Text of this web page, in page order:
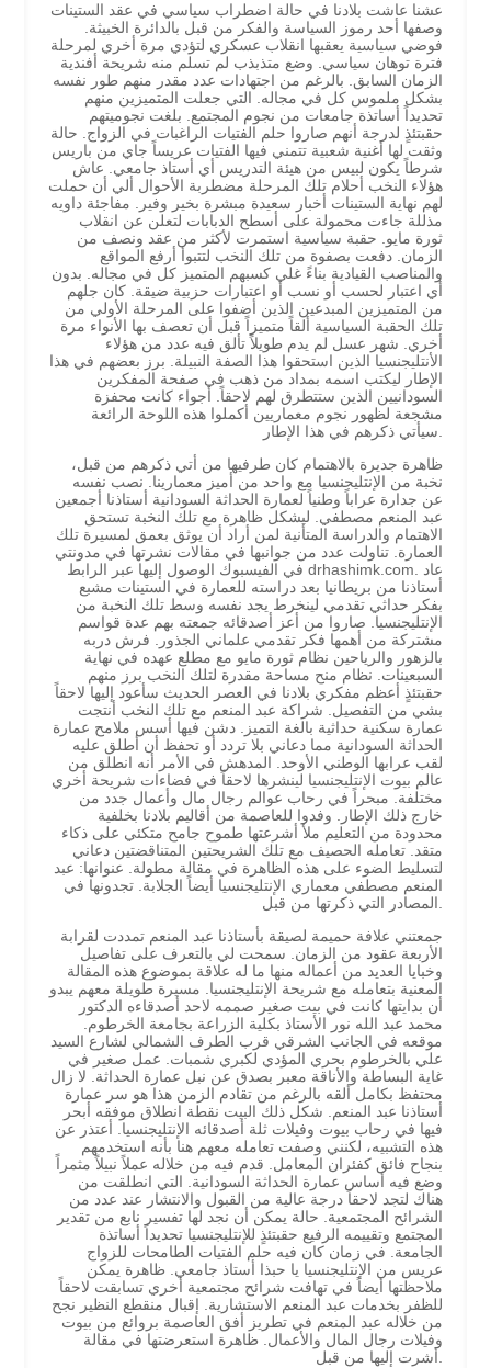
عشنا عاشت بلادنا في حالة اضطراب سياسي في عقد الستينات
وصفها أحد رموز السياسة والفكر من قبل بالدائرة الخبيثة.
فوضي سياسية يعقبها انقلاب عسكري لتؤدي مرة أخري لمرحلة
فترة توهان سياسي. وضع متذبذب لم تسلم منه شريحة أفندية
الزمان السابق. بالرغم من اجتهادات عدد مقدر منهم طور نفسه
بشكل ملموس كل في مجاله. التي جعلت المتميزين منهم
تحديداً أساتذة جامعات من نجوم المجتمع. بلغت نجوميتهم
حقبتئذٍ لدرجة أنهم صاروا حلم الفتيات الراغبات في الزواج. حالة
وثقت لها أغنية شعبية تتمني فيها الفتيات عريساً جاي من باريس
شرطاً يكون لبيس من هيئة التدريس أي أستاذ جامعي. عاش
هؤلاء النخب أحلام تلك المرحلة مضطربة الأحوال ألي أن حملت
لهم نهاية الستينات أخبار سعيدة مبشرة بخير وفير. مفاجئة داويه
مذللة جاءت محمولة على أسطح الدبابات لتعلن عن انقلاب
ثورة مايو. حقبة سياسية استمرت لأكثر من عقد ونصف من
الزمان. دفعت بصفوة من تلك النخب لتتبوأ أرفع المواقع
والمناصب القيادية بناءً غلي كسبهم المتميز كل في مجاله. بدون
أي اعتبار لحسب أو نسب أو اعتبارات حزبية ضيقة. كان جلهم
من المتميزين المبدعين الذين أضفوا على المرحلة الأولي من
تلك الحقبة السياسية ألقاً متميزاً قبل أن تعصف بها الأنواء مرة
أخري. شهر عسل لم يدم طويلاً تألق فيه عدد من هؤلاء
الأنتليجنسيا الذين استحقوا هذا الصفة النبيلة. برز بعضهم في هذا
الإطار ليكتب اسمه بمداد من ذهب في صفحة المفكرين
السودانيين الذين ستتطرق لهم لاحقاً. أجواء كانت محفزة
مشجعة لظهور نجوم معماريين أكملوا هذه اللوحة الرائعة
سيأتي ذكرهم في هذا الإطار.
ظاهرة جديرة بالاهتمام كان طرفيها من أتي ذكرهم من قبل،
نخبة من الإنتليجنسيا مع واحد من أميز معمارينا. نصب نفسه
عن جدارة عراباً وطنياً لعمارة الحداثة السودانية أستاذنا أجمعين
عبد المنعم مصطفي. ليشكل ظاهرة مع تلك النخبة تستحق
الاهتمام والدراسة المتأنية لمن أراد أن يوثق بعمق لمسيرة تلك
العمارة. تناولت عدد من جوانبها في مقالات نشرتها في مدونتي
في الفيسبوك الوصول إليها عبر الرابط drhashimk.com. عاد
أستاذنا من بريطانيا بعد دراسته للعمارة في الستينات مشبع
بفكر حداثي تقدمي لينخرط يجد نفسه وسط تلك النخبة من
الإنتليجنسيا. صاروا من أعز أصدقائه جمعته بهم عدة قواسم
مشتركة من أهمها فكر تقدمي علماني الجذور. فرش دربه
بالزهور والرياحين نظام ثورة مايو مع مطلع عهده في نهاية
السبعينات. نظام منح مساحة مقدرة لتلك النخب برز منهم
حقبتئذٍ أعظم مفكري بلادنا في العصر الحديث سأعود إليها لاحقاً
بشي من التفصيل. شراكة عبد المنعم مع تلك النخب أنتجت
عمارة سكنية حداثية بالغة التميز. دشن فيها أسس ملامح عمارة
الحداثة السودانية مما دعاني بلا تردد أو تحفظ أن أطلق عليه
لقب عرابها الوطني الأوحد. المدهش في الأمر أنه انطلق من
عالم بيوت الإنتليجنسيا لينشرها لاحقاً في فضاءات شريحة أخري
مختلفة. مبحراً في رحاب عوالم رجال مال وأعمال جدد من
خارج ذلك الإطار. وفدوا للعاصمة من أقاليم بلادنا بخلفية
محدودة من التعليم ملأ أشرعتها طموح جامح متكئي على ذكاء
متقد. تعامله الحصيف مع تلك الشريحتين المتناقضتين دعاني
لتسليط الضوء على هذه الظاهرة في مقالة مطولة. عنوانها: عبد
المنعم مصطفي معماري الإنتليجنسيا أيضاً الجلابة. تجدونها في
المصادر التي ذكرتها من قبل.
جمعتني علافة حميمة لصيقة بأستاذنا عبد المنعم تمددت لقرابة
الأربعة عقود من الزمان. سمحت لي بالتعرف على تفاصيل
وخبايا العديد من أعماله منها ما له علاقة بموضوع هذه المقالة
المعنية بتعامله مع شريحة الإنتليجنسيا. مسيرة طويلة معهم يبدو
أن بدايتها كانت في بيت صغير صممه لاحد أصدقاءه الدكتور
محمد عبد الله نور الأستاذ بكلية الزراعة بجامعة الخرطوم.
موقعه في الجانب الشرقي قرب الطرف الشمالي لشارع السيد
علي بالخرطوم بحري المؤدي لكبري شمبات. عمل صغير في
غاية البساطة والأناقة معبر بصدق عن نبل عمارة الحداثة. لا زال
محتفظ بكامل ألقه بالرغم من تقادم الزمن هذا هو سر عمارة
أستاذنا عبد المنعم. شكل ذلك البيت نقطة انطلاق موفقه أبحر
فيها في رحاب بيوت وفيلات ثلة أصدقائه الإنتليجنسيا. أعتذر عن
هذه التشبيه، لكنني وصفت تعامله معهم هنا بأنه استخدمهم
بنجاح فائق كفئران المعامل. قدم فيه من خلاله عملاً نبيلاً مثمراً
وضع فيه أساس عمارة الحداثة السودانية. التي انطلقت من
هناك لتجد لاحقاً درجة عالية من القبول والانتشار عند عدد من
الشرائح المجتمعية. حالة يمكن أن نجد لها تفسير نابع من تقدير
المجتمع وتقييمه الرفيع حقبتئذٍ للإنتليجنسيا تحديداً أساتذة
الجامعة. في زمان كان فيه حلم الفتيات الطامحات للزواج
عريس من الإنتليجنسيا يا حبذا أستاذ جامعي. ظاهرة يمكن
ملاحظتها أيضاً في تهافت شرائح مجتمعية أخري تسابقت لاحقاً
للظفر بخدمات عبد المنعم الاستشارية. إقبال منقطع النظير نجح
من خلاله عبد المنعم في تطريز أفق العاصمة بروائع من بيوت
وفيلات رجال المال والأعمال. ظاهرة استعرضتها في مقالة
أشرت إليها من قبل.